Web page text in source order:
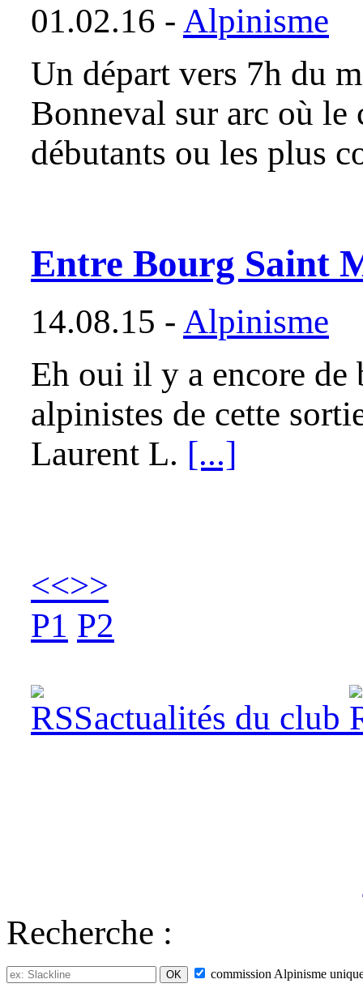
01.02.16 - Alpinisme
Un départ vers 7h du
Bonneval sur arc où le
débutants ou les plus
Entre Bourg Saint
14.08.15 - Alpinisme
Eh oui il y a encore de
alpinistes de cette
Laurent L. [...]
<<>>
P1 P2
actualités du club
Recherche :
commission Alpinisme